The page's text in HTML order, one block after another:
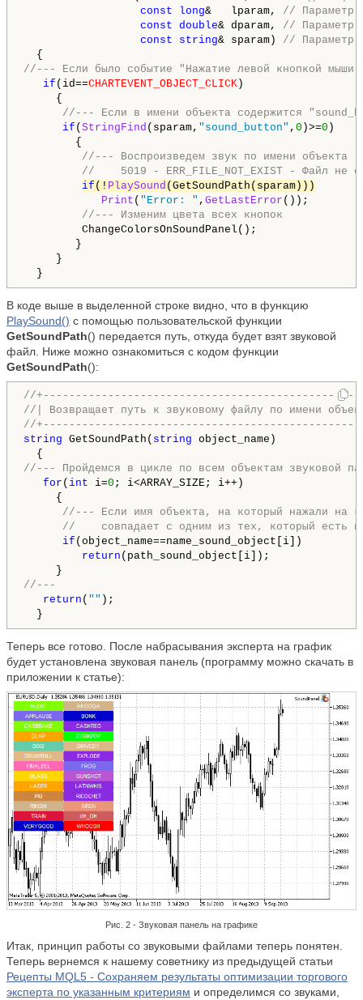
  const
long&   lparam, // Параметр
  const
double& dparam, // Параметр
const
string& sparam) // Параметр
//--- Если было событие "Нажатие левой кнопкой мыши
if (id==CHARTEVENT_OBJECT_CLICK )
{
//--- Если в имени объекта содержится
if ( StringFind (sparam, "sound_button" , 0 )>=0 )
{
//--- Воспроизведем звук по имени объекта
//    5019 - ERR_FILE_NOT_EXIST - Файл не
if (! PlaySound (GetSoundPath(sparam)))
Print ( "Error: " , GetLastError ());
//--- Изменим цвета всех кнопок
ChangeColorsOnSoundPanel();
}
}
}
В коде выше в выделенной строке видно, что в функцию
PlaySound() с помощью пользовательской функции
GetSoundPath() передается путь, откуда будет взят звуковой
файл. Ниже можно ознакомиться с кодом функции
GetSoundPath():
//
//| Возвращает путь к звуковому файлу по имени
//
string GetSoundPath( string object_name)
//--- Пройдемся в цикле по всем объектам звуковой
for ( int i=0 ; i<ARRAY_SIZE; i++)
{
//--- Если имя объекта, на который нажали на
//    совпадает с одним из тех, который есть
if (object_name==name_sound_object[i])
return (path_sound_object[i]);
//---
return ( "" );
}
Теперь все готово. После набрасывания эксперта на график
будет установлена звуковая панель (программу можно скачать в
приложении к статье):
Рис. 2 - Звуковая панель на графике
Итак, принцип работы со звуковыми файлами теперь понятен.
Теперь вернемся к нашему советнику из предыдущей статьи
Рецепты MQL5 - Сохраняем результаты оптимизации торгового
эксперта по указанным критериям и определимся со звуками,